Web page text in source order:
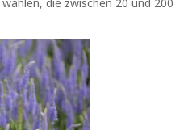
die zwischen 20 und 200